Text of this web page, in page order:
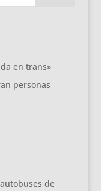
en trans»
personas
de